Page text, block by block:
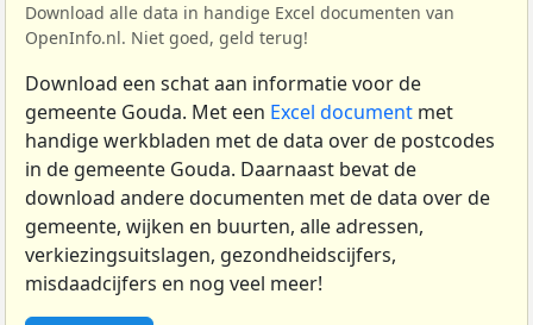
Download alle data in handige Excel documenten van
OpenInfo.nl. Niet goed, geld terug!
Download een schat aan informatie voor de
gemeente Gouda. Met een Excel document met
handige werkbladen met de data over de postcodes
in de gemeente Gouda. Daarnaast bevat de
download andere documenten met de data over de
gemeente, wijken en buurten, alle adressen,
verkiezingsuitslagen, gezondheidscijfers,
misdaadcijfers en nog veel meer!